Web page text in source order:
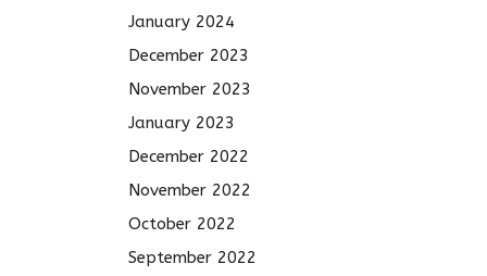
January 2024
December 2023
November 2023
January 2023
December 2022
November 2022
October 2022
September 2022